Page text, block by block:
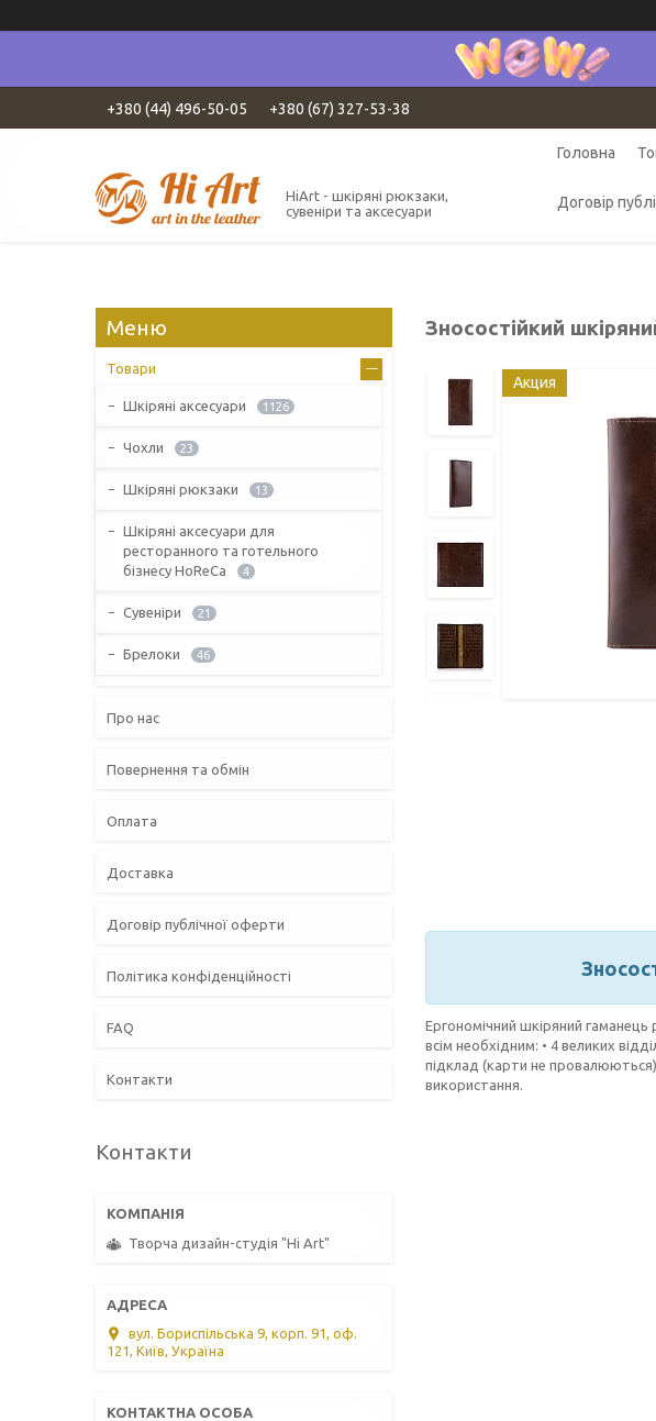
+380 (44) 496-50-05 +380 (67) 327-53-38
HiArt - шкіряні рюкзаки,
сувеніри та аксесуари
Головна
Договір
Зносостійкий
Акция
Ергономічний шкіряний гаманець
всім необхідним: • 4 великих
підклад (карти не провалюються)
використання.
Товари
Шкіряні аксесуари 1126
Чохли 23
Шкіряні рюкзаки 13
Шкіряні аксесуари для
ресторанного та готельного
бізнесу HoReCa
4
Сувеніри 21
Брелоки 46
Про нас
Повернення та обмін
Оплата
Доставка
Договір публічної оферти
Політика конфіденційності
FAQ
Контакти
Контакти
Творча дизайн-студія "Hi Art"
вул. Бориспільська 9, корп. 91, оф.
121, Київ, Україна